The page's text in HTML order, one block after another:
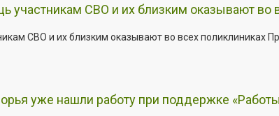
участникам СВО и их близким оказывают во
СВО и их близким оказывают во всех поликлиниках
уже нашли работу при поддержке